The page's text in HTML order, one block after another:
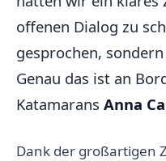
offenen Dialog zu
gesprochen,
Genau das ist an
Katamarans Anna
Dank der großartigen